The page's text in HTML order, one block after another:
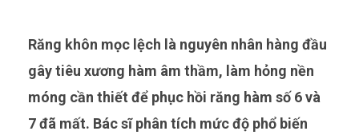
Răng khôn mọc lệch là nguyên nhân hàng đầu
gây tiêu xương hàm âm thầm, làm hỏng nền
móng cần thiết để phục hồi răng hàm số 6 và
7 đã mất. Bác sĩ phân tích mức độ phổ biến